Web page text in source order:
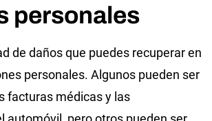
personales
de daños que puedes recuperar en
personales. Algunos pueden ser
facturas médicas y las